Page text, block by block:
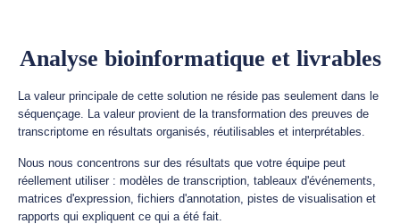
Analyse bioinformatique et livrables
La valeur principale de cette solution ne réside pas seulement dans le
séquençage. La valeur provient de la transformation des preuves de
transcriptome en résultats organisés, réutilisables et interprétables.
Nous nous concentrons sur des résultats que votre équipe peut
réellement utiliser : modèles de transcription, tableaux d'événements,
matrices d'expression, fichiers d'annotation, pistes de visualisation et
rapports qui expliquent ce qui a été fait.